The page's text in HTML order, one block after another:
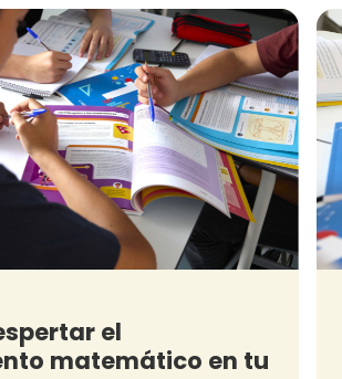
el
matemático en tu